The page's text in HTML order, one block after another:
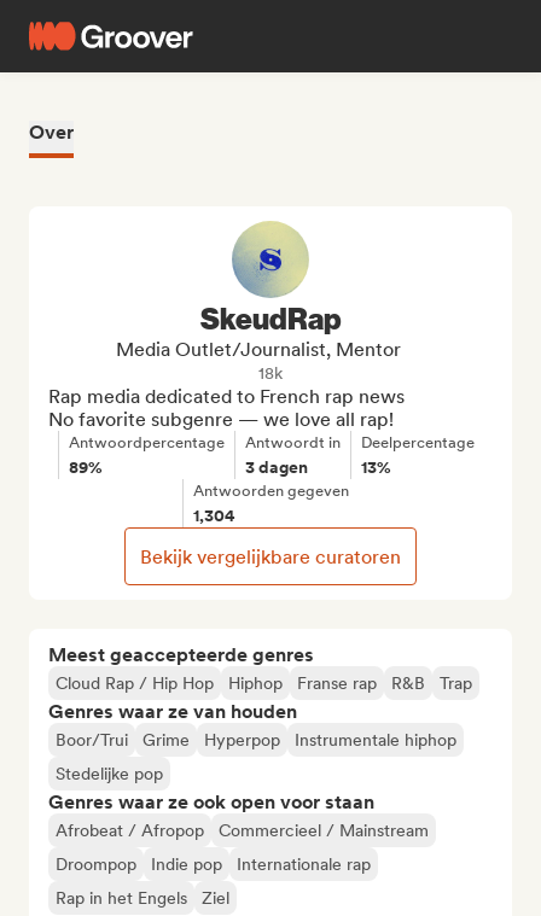
Over
Meest geaccepteerde genres
Cloud Rap / Hip Hop Hiphop Franse rap R&B Trap
Genres waar ze van houden
Boor/Trui Grime Hyperpop
Instrumentale hiphop
Stedelijke pop
Genres waar ze ook open voor staan
Afrobeat / Afropop
Commercieel / Mainstream
Droompop
Indie pop
Internationale rap
Rap in het Engels
Ziel
SkeudRap
Media Outlet/Journalist, Mentor
18k
Rap media dedicated to French rap news
No favorite subgenre — we love all rap!
Antwoordpercentage
89%
Antwoordt in
3 dagen
Deelpercentage
13%
Antwoorden gegeven
1,304
Bekijk vergelijkbare curatoren